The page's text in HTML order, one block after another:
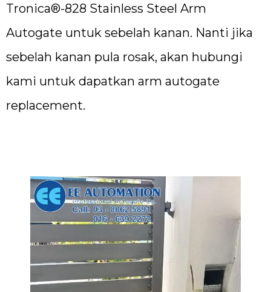
Tronica®-828 Stainless Steel Arm
Autogate untuk sebelah kanan. Nanti jika
sebelah kanan pula rosak, akan hubungi
kami untuk dapatkan arm autogate
replacement.